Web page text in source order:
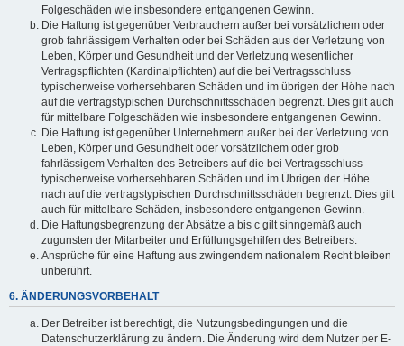
Folgeschäden wie insbesondere entgangenen Gewinn.
Die Haftung ist gegenüber Verbrauchern außer bei vorsätzlichem oder
grob fahrlässigem Verhalten oder bei Schäden aus der Verletzung von
Leben, Körper und Gesundheit und der Verletzung wesentlicher
Vertragspflichten (Kardinalpflichten) auf die bei Vertragsschluss
typischerweise vorhersehbaren Schäden und im übrigen der Höhe nach
auf die vertragstypischen Durchschnittsschäden begrenzt. Dies gilt auch
für mittelbare Folgeschäden wie insbesondere entgangenen Gewinn.
Die Haftung ist gegenüber Unternehmern außer bei der Verletzung von
Leben, Körper und Gesundheit oder vorsätzlichem oder grob
fahrlässigem Verhalten des Betreibers auf die bei Vertragsschluss
typischerweise vorhersehbaren Schäden und im Übrigen der Höhe
nach auf die vertragstypischen Durchschnittsschäden begrenzt. Dies gilt
auch für mittelbare Schäden, insbesondere entgangenen Gewinn.
Die Haftungsbegrenzung der Absätze a bis c gilt sinngemäß auch
zugunsten der Mitarbeiter und Erfüllungsgehilfen des Betreibers.
Ansprüche für eine Haftung aus zwingendem nationalem Recht bleiben
unberührt.
6. ÄNDERUNGSVORBEHALT
Der Betreiber ist berechtigt, die Nutzungsbedingungen und die
Datenschutzerklärung zu ändern. Die Änderung wird dem Nutzer per E-